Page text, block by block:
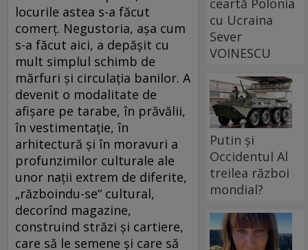
locurile astea s-a făcut
comerţ. Negustoria, aşa cum
s-a făcut aici, a depăşit cu
mult simplul schimb de
mărfuri şi circulaţia banilor. A
devenit o modalitate de
afişare pe tarabe, în prăvălii,
în vestimentaţie, în
arhitectură şi în moravuri a
profunzimilor culturale ale
unor naţii extrem de diferite,
„războindu-se“ cultural,
decorînd magazine,
construind străzi şi cartiere,
care să le semene şi care să
ceartă Polonia
cu Ucraina
Sever
VOINESCU
Putin și
Occidentul Al
treilea război
mondial?